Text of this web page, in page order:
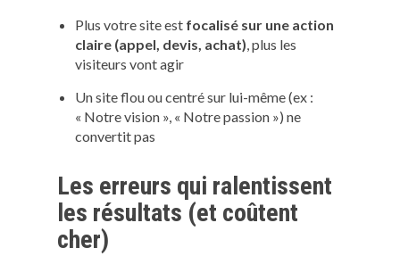
Plus votre site est focalisé sur une action
claire (appel, devis, achat), plus les
visiteurs vont agir
Un site flou ou centré sur lui-même (ex :
« Notre vision », « Notre passion ») ne
convertit pas
Les erreurs qui ralentissent
les résultats (et coûtent
cher)